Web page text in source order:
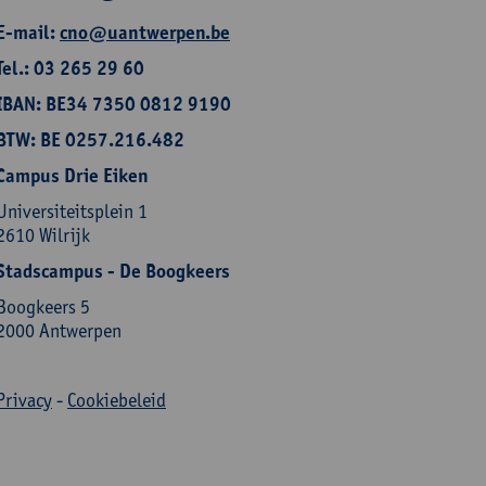
mail:cno@uantwerpen.be
03 265 29 60
BE34 7350 0812 9190
BE 0257.216.482
Drie Eiken
1
Wilrijk
- De Boogkeers
5
Antwerpen
- Cookiebeleid